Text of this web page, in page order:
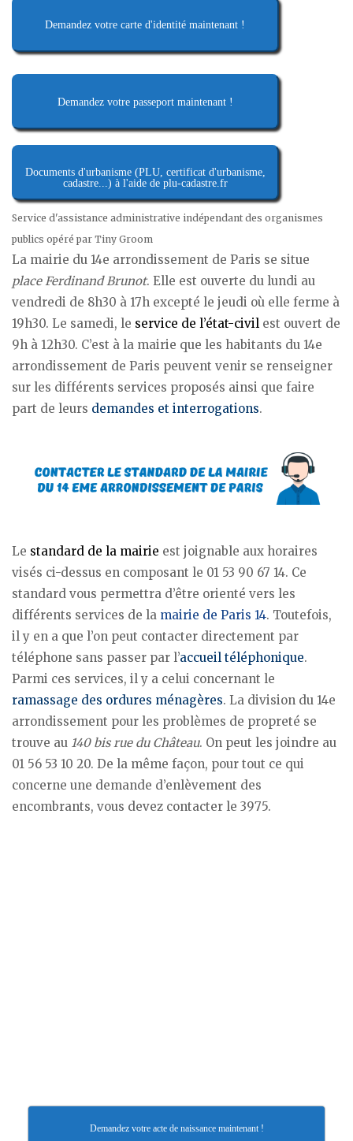
Demandez votre carte d'identité maintenant !
Demandez votre passeport maintenant !
Documents d'urbanisme (PLU, certificat d'urbanisme,
cadastre...) à l'aide de plu-cadastre.fr
Service d'assistance administrative indépendant des organismes
publics opéré par Tiny Groom
La mairie du 14e arrondissement de Paris se situe
place Ferdinand Brunot. Elle est ouverte du lundi au
vendredi de 8h30 à 17h excepté le jeudi où elle ferme à
19h30. Le samedi, le service de l’état-civil est ouvert de
9h à 12h30. C’est à la mairie que les habitants du 14e
arrondissement de Paris peuvent venir se renseigner
sur les différents services proposés ainsi que faire
part de leurs demandes et interrogations.
Le standard de la mairie est joignable aux horaires
visés ci-dessus en composant le 01 53 90 67 14. Ce
standard vous permettra d’être orienté vers les
différents services de la mairie de Paris 14. Toutefois,
il y en a que l’on peut contacter directement par
téléphone sans passer par l’accueil téléphonique.
Parmi ces services, il y a celui concernant le
ramassage des ordures ménagères. La division du 14e
arrondissement pour les problèmes de propreté se
trouve au 140 bis rue du Château. On peut les joindre au
01 56 53 10 20. De la même façon, pour tout ce qui
concerne une demande d’enlèvement des
encombrants, vous devez contacter le 3975.
Demandez votre acte de naissance maintenant !